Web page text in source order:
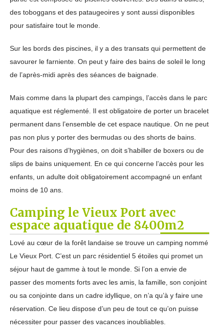
des toboggans et des pataugeoires y sont aussi disponibles
pour satisfaire tout le monde.
Sur les bords des piscines, il y a des transats qui permettent de
savourer le farniente. On peut y faire des bains de soleil le long
de l’après-midi après des séances de baignade.
Mais comme dans la plupart des campings, l’accès dans le parc
aquatique est réglementé. Il est obligatoire de porter un bracelet
permanent dans l’ensemble de cet espace nautique. On ne peut
pas non plus y porter des bermudas ou des shorts de bains.
Pour des raisons d’hygiènes, on doit s’habiller de boxers ou de
slips de bains uniquement. En ce qui concerne l’accès pour les
enfants, un adulte doit obligatoirement accompagné un enfant
moins de 10 ans.
Camping le Vieux Port avec
espace aquatique de 8400m2
Lové au cœur de la forêt landaise se trouve un camping nommé
Le Vieux Port. C’est un parc résidentiel 5 étoiles qui promet un
séjour haut de gamme à tout le monde. Si l’on a envie de
passer des moments forts avec les amis, la famille, son conjoint
ou sa conjointe dans un cadre idyllique, on n’a qu’à y faire une
réservation. Ce lieu dispose d’un peu de tout ce qu’on puisse
nécessiter pour passer des vacances inoubliables.